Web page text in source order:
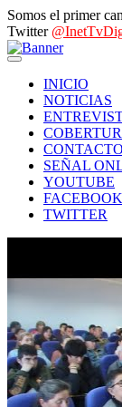
Somos el primer
Twitter
INICIO
NOTICIAS
CONTACTO
SEÑAL
YOUTUBE
FACEBOOK
TWITTER